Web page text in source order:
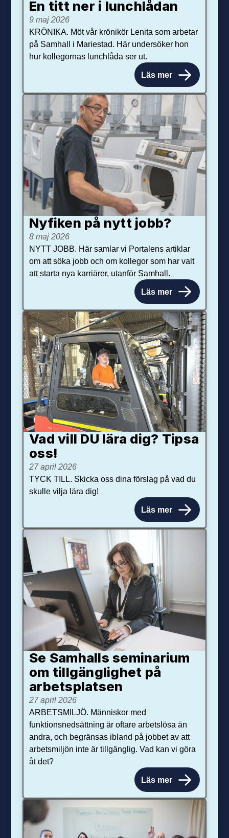
En titt ner i lunchlådan
9 maj 2026
KRÖNIKA. Möt vår krönikör Lenita som arbetar
på Samhall i Mariestad. Här undersöker hon
hur kollegornas lunchlåda ser ut.
Läs mer
Nyfiken på nytt jobb?
8 maj 2026
NYTT JOBB. Här samlar vi Portalens artiklar
om att söka jobb och om kollegor som har valt
att starta nya karriärer, utanför Samhall.
Läs mer
Vad vill DU lära dig? Tipsa
oss!
27 april 2026
TYCK TILL. Skicka oss dina förslag på vad du
skulle vilja lära dig!
Läs mer
Se Samhalls seminarium
om tillgänglighet på
arbetsplatsen
27 april 2026
ARBETSMILJÖ. Människor med
funktionsnedsättning är oftare arbetslösa än
andra, och begränsas ibland på jobbet av att
arbetsmiljön inte är tillgänglig. Vad kan vi göra
åt det?
Läs mer